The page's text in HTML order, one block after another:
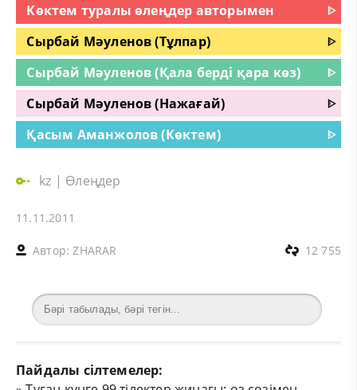
Көктем туралы өлеңдер авторымен
ᐈ
Сырбай Мәуленов (Тұлпар)
ᐈ
Сырбай Мәуленов (Қала берді қара көз)
ᐈ
Сырбай Мәуленов (Нажағай)
ᐈ
Қасым Аманжолов (Көктем)
ᐈ
kz | Өлеңдер
11.11.2011
Автор:ZHARAR 12 755
Пайдалы сілтемелер: